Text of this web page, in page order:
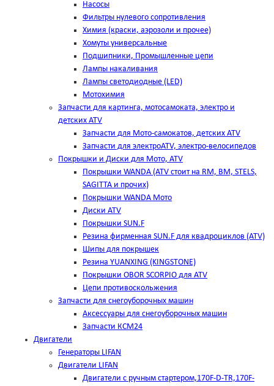
Насосы
Фильтры нулевого сопротивления
Химия (краски, аэрозоли и прочее)
Хомуты универсальные
Подшипники, Промышленные цепи
Лампы накаливания
Лампы светодиодные (LED)
Мотохимия
Запчасти для картинга, мотосамоката, электро и
детских ATV
Запчасти для Мото-самокатов, детских ATV
Запчасти для электроATV, электро-велосипедов
Покрышки и Диски для Мото, ATV
Покрышки WANDA (АТV стоит на RM, BM, STELS,
SAGITTA и прочих)
Покрышки WANDA Мото
Диски ATV
Покрышки SUN.F
Резина фирменная SUN.F для квадроциклов (АТV)
Шипы для покрышек
Резина YUANXING (KINGSTONE)
Покрышки OBOR SCORPIO для ATV
Цепи противоскольжения
Запчасти для снегоуборочных машин
Аксессуары для снегоуборочных машин
Запчасти КСМ24
Двигатели
Генераторы LIFAN
Двигатели LIFAN
Двигатели с ручным стартером,170F-D-TR,170F-